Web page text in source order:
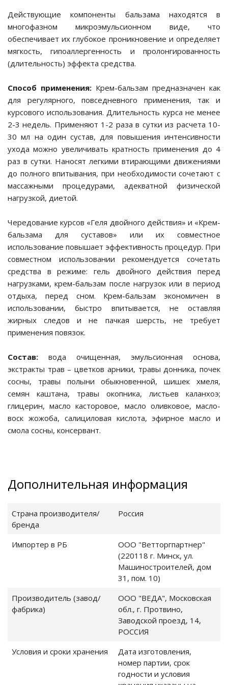
них
груминга
корма
для
них
Действующие компоненты бальзама находятся в
многофазном микроэмульсионном виде, что
обеспечивает их глубокое проникновение и определяет
мягкость, гипоаллергенность и пролонгированность
(длительность) эффекта средства.
Способ применения: Крем-бальзам предназначен как
для регулярного, повседневного применения, так и
курсового использования. Длительность курса не менее
2-3 недель. Применяют 1-2 раза в сутки из расчета 10-
30 мл на один сустав, для повышения интенсивности
ухода можно увеличивать кратность применения до 4
раз в сутки. Наносят легкими втирающими движениями
до полного впитывания, при необходимости сочетают с
массажными процедурами, адекватной физической
нагрузкой, диетой.
Чередование курсов «Геля двойного действия» и «Крем-
бальзама для суставов» или их совместное
использование повышает эффективность процедур. При
совместном использовании рекомендуется сочетать
средства в режиме: гель двойного действия перед
нагрузками, крем-бальзам после нагрузок или в период
отдыха, перед сном. Крем-бальзам экономичен в
использовании, быстро впитывается, не оставляя
жирных следов и не пачкая шерсть, не требует
применения повязок.
Состав: вода очищенная, эмульсионная основа,
экстракты трав – цветков арники, травы донника, почек
сосны, травы полыни обыкновенной, шишек хмеля,
семян каштана, травы окопника, листьев каланхоэ;
глицерин, масло касторовое, масло оливковое, масло-
воск жожоба, салициловая кислота, эфирное масло и
смола сосны, консервант.
Дополнительная информация
Страна производителя/
бренда
Россия
Импортер в РБ
ООО "Ветторгпартнер"
(220118 г. Минск, ул.
Машиностроителей, дом
31, пом. 10)
Производитель (завод/
фабрика)
ООО "ВЕДА", Московская
обл., г. Протвино,
Заводской проезд, 14,
РОССИЯ
Условия и сроки хранения
Дата изготовления,
номер партии, срок
годности и условия